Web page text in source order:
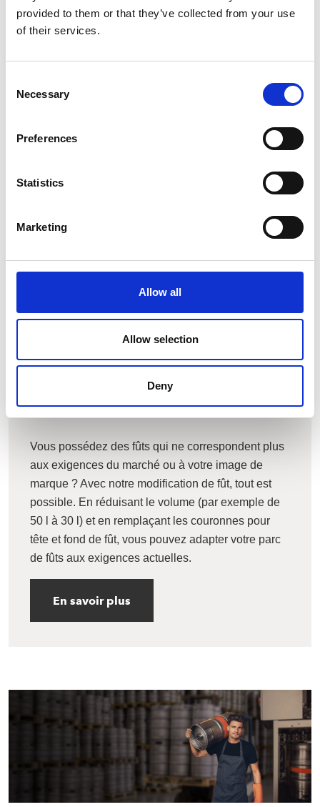
provided to them or that they’ve collected from your use
of their services.
Selection
Necessary
Preferences
Statistics
Marketing
Allow all
Allow selection
Deny
Pour un fût avec du caractère : personnalisez votre
qualité. Faites de votre fût l’ambassadeur de votre
marque !
En savoir plus
Modification de fûts
Vous possédez des fûts qui ne correspondent plus
aux exigences du marché ou à votre image de
marque ? Avec notre modification de fût, tout est
possible. En réduisant le volume (par exemple de
50 l à 30 l) et en remplaçant les couronnes pour
tête et fond de fût, vous pouvez adapter votre parc
de fûts aux exigences actuelles.
En savoir plus